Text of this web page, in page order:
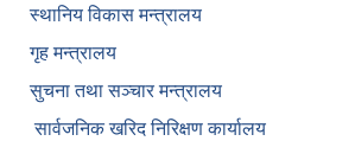
स्थानिय विकास मन्त्रालय
गृह मन्त्रालय
सुचना तथा सञ्चार मन्त्रालय
सार्वजनिक खरिद निरिक्षण कार्यालय